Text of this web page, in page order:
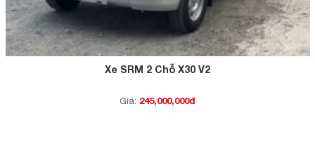
Xe SRM 2 Chỗ X30 V2
Giá: 245,000,000đ